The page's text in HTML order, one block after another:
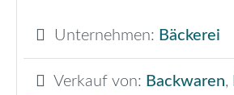
Unternehmen: Bäckerei
Verkauf von: Backwaren,